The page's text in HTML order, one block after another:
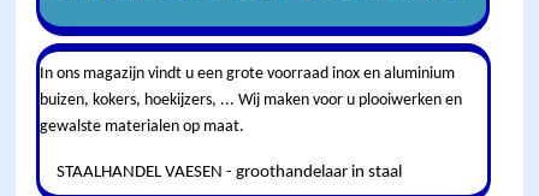
In ons magazijn vindt u een grote voorraad inox en aluminium
buizen, kokers, hoekijzers, ... Wij maken voor u plooiwerken en
gewalste materialen op maat.
STAALHANDEL VAESEN - groothandelaar in staal